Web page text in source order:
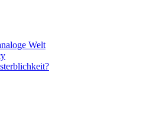
Welt